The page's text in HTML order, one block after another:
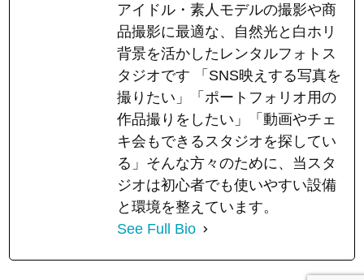
アイドル・素人モデルの撮影や商
品撮影に最適な、自然光と白ホリ
背景を活かしたレンタルフォトス
タジオです 「SNS映えする写真を
撮りたい」「ポートフォリオ用の
作品撮りをしたい」「動画やチェ
キ会もできるスタジオを探してい
る」そんな方々のために、当スタ
ジオは初心者でも使いやすい設備
と環境を整えています。
See Full Bio